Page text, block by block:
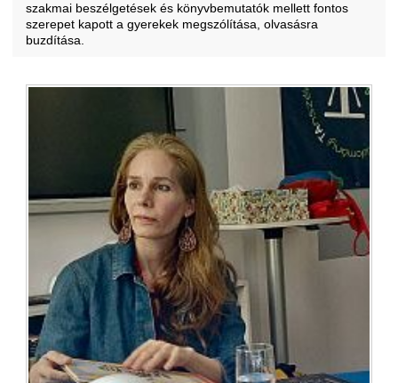
szakmai beszélgetések és könyvbemutatók mellett fontos
szerepet kapott a gyerekek megszólítása, olvasásra
buzdítása.